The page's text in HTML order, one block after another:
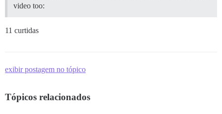
video too:
11 curtidas
exibir postagem no tópico
Tópicos relacionados